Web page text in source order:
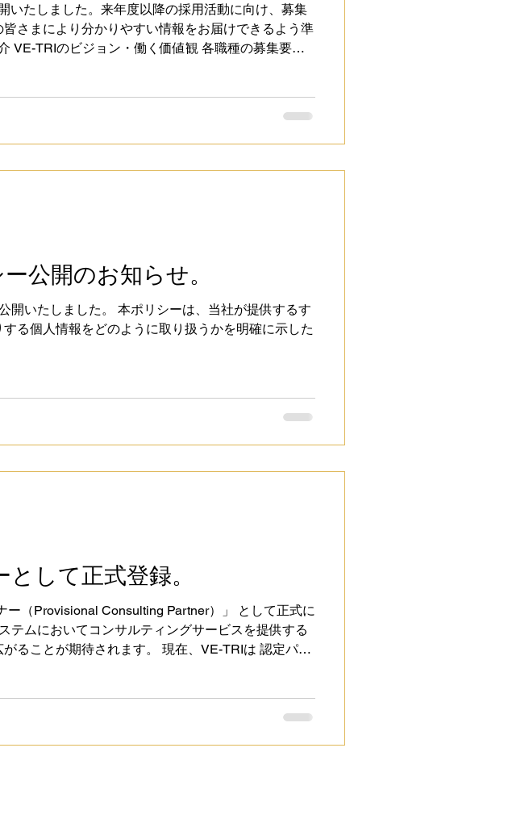
いたしました。来年度以降の採用活動に向け、募集
さまにより分かりやすい情報をお届けできるよう準
VE-TRIのビジョン・働く価値観 各職種の募集要項
公開のお知らせ。
開いたしました。 本ポリシーは、当社が提供するす
る個人情報をどのように取り扱うかを明確に示した
して正式登録。
（Provisional Consulting Partner）」 として正式に
テムにおいてコンサルティングサービスを提供する
ることが期待されます。 現在、VE-TRIは 認定パー